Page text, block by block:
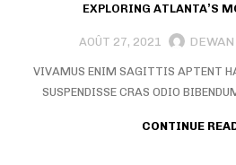
EXPLORING ATLANTA’S
AOÛT 27, 2021
VIVAMUS ENIM SAGITTIS APTENT
SUSPENDISSE CRAS ODIO
CONTINUE